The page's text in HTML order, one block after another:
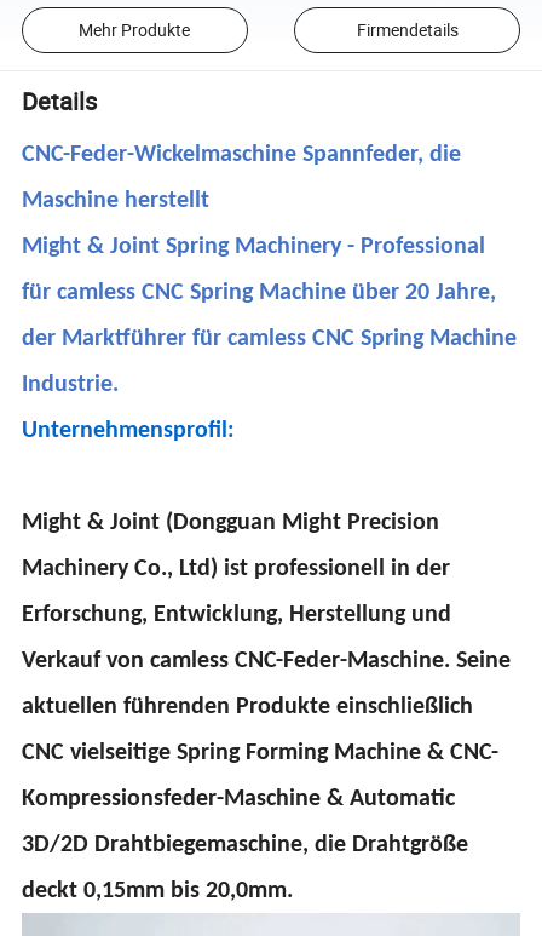
Mehr Produkte Firmendetails
Details
CNC-Feder-Wickelmaschine Spannfeder, die
Maschine herstellt
Might & Joint Spring Machinery - Professional
für camless CNC Spring Machine über 20 Jahre,
der Marktführer für camless CNC Spring Machine
Industrie.
Unternehmensprofil:
Might & Joint (Dongguan Might Precision
Machinery Co., Ltd) ist professionell in der
Erforschung, Entwicklung, Herstellung und
Verkauf von camless CNC-Feder-Maschine. Seine
aktuellen führenden Produkte einschließlich
CNC vielseitige Spring Forming Machine & CNC-
Kompressionsfeder-Maschine & Automatic
3D/2D Drahtbiegemaschine, die Drahtgröße
deckt 0,15mm bis 20,0mm.